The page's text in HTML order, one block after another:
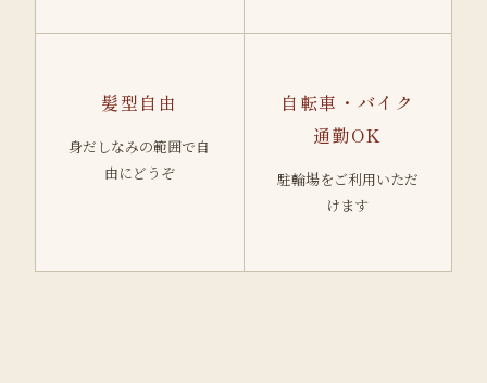
髪型自由
身だしなみの範囲で自
由にどうぞ
自転車・バイク
通勤OK
駐輪場をご利用いただ
けます